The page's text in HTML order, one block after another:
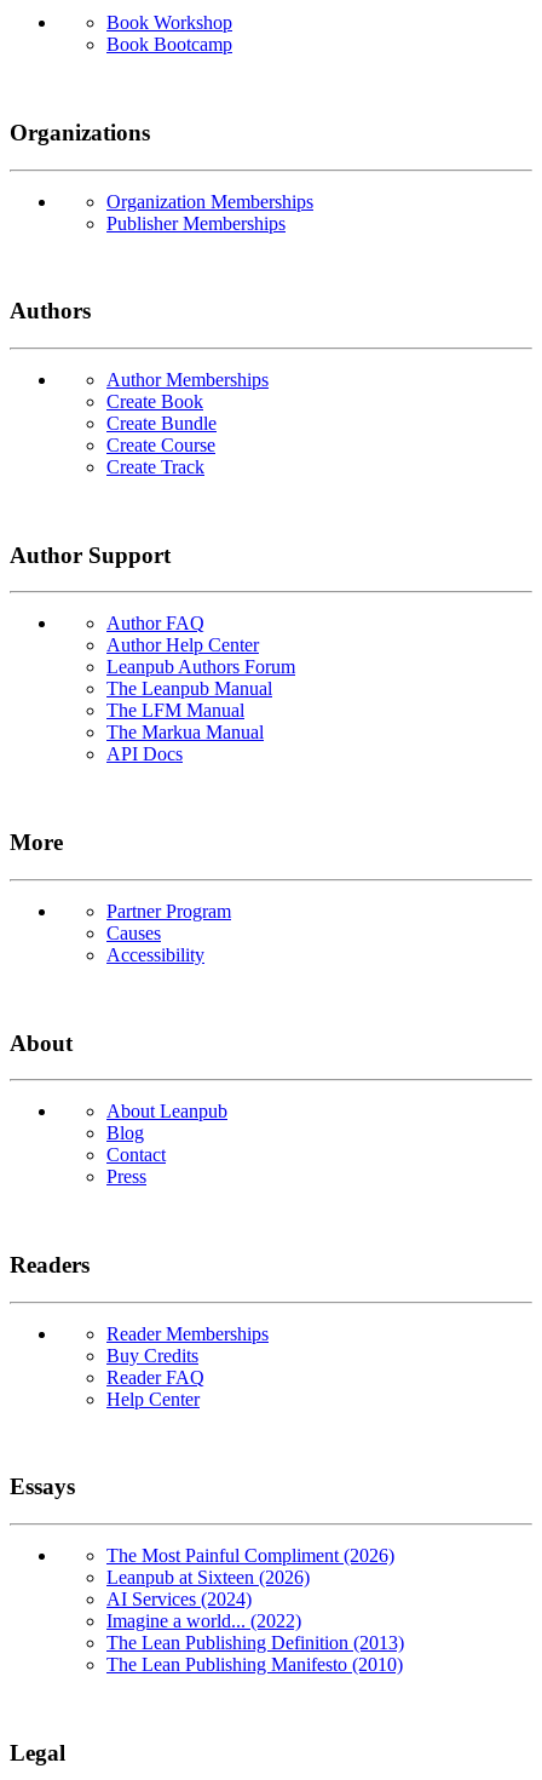
Book Workshop
Book Bootcamp
Organizations
Organization Memberships
Publisher Memberships
Authors
Author Memberships
Create Book
Create Bundle
Create Course
Create Track
Author Support
Author FAQ
Author Help Center
Leanpub Authors Forum
The Leanpub Manual
The LFM Manual
The Markua Manual
API Docs
More
Partner Program
Causes
Accessibility
About
About Leanpub
Blog
Contact
Press
Readers
Reader Memberships
Buy Credits
Reader FAQ
Help Center
Essays
The Most Painful Compliment (2026)
Leanpub at Sixteen (2026)
AI Services (2024)
Imagine a world... (2022)
The Lean Publishing Definition (2013)
The Lean Publishing Manifesto (2010)
Legal